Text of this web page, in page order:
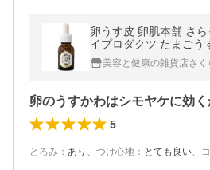
卵うす皮 卵肌本舗 さ
イプロダクツ たまごう
エキス 導入美容液 卵肌
美容と健康の雑貨店さく
卵のうすかわはシモヤケに効く
5
とろみ ： あり 、 つけ心地 ： とても良い、